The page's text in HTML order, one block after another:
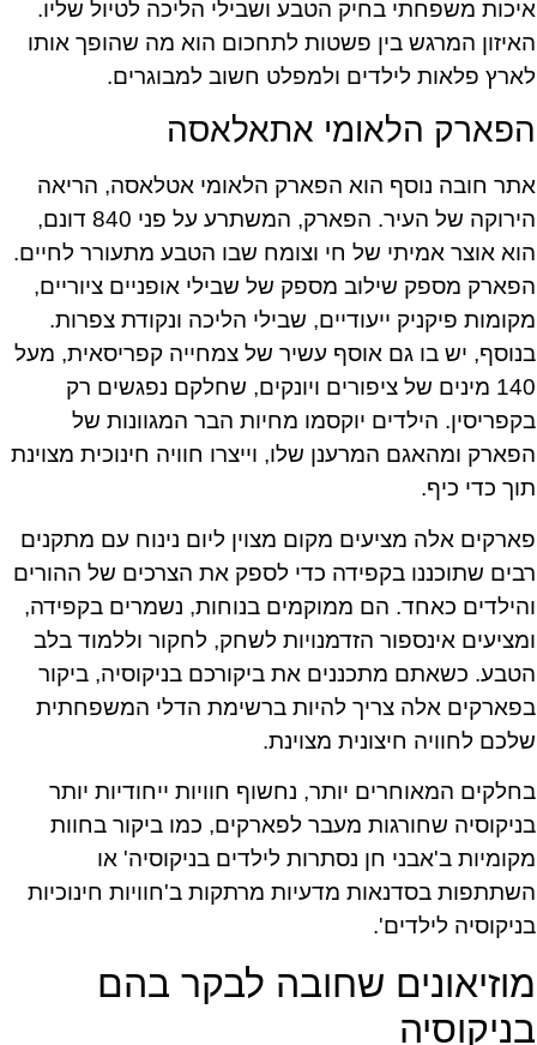
איכות משפחתי בחיק הטבע ושבילי הליכה לטיול שליו.
האיזון המרגש בין פשטות לתחכום הוא מה שהופך אותו
לארץ פלאות לילדים ולמפלט חשוב למבוגרים.
הפארק הלאומי אתאלאסה
אתר חובה נוסף הוא הפארק הלאומי אטלאסה, הריאה
הירוקה של העיר. הפארק, המשתרע על פני 840 דונם,
הוא אוצר אמיתי של חי וצומח שבו הטבע מתעורר לחיים.
הפארק מספק שילוב מספק של שבילי אופניים ציוריים,
מקומות פיקניק ייעודיים, שבילי הליכה ונקודת צפרות.
בנוסף, יש בו גם אוסף עשיר של צמחייה קפריסאית, מעל
140 מינים של ציפורים ויונקים, שחלקם נפגשים רק
בקפריסין. הילדים יוקסמו מחיות הבר המגוונות של
הפארק ומהאגם המרענן שלו, וייצרו חוויה חינוכית מצוינת
תוך כדי כיף.
פארקים אלה מציעים מקום מצוין ליום נינוח עם מתקנים
רבים שתוכננו בקפידה כדי לספק את הצרכים של ההורים
והילדים כאחד. הם ממוקמים בנוחות, נשמרים בקפידה,
ומציעים אינספור הזדמנויות לשחק, לחקור וללמוד בלב
הטבע. כשאתם מתכננים את ביקורכם בניקוסיה, ביקור
בפארקים אלה צריך להיות ברשימת הדלי המשפחתית
שלכם לחוויה חיצונית מצוינת.
בחלקים המאוחרים יותר, נחשוף חוויות ייחודיות יותר
בניקוסיה שחורגות מעבר לפארקים, כמו ביקור בחוות
מקומיות ב'אבני חן נסתרות לילדים בניקוסיה' או
השתתפות בסדנאות מדעיות מרתקות ב'חוויות חינוכיות
בניקוסיה לילדים'.
מוזיאונים שחובה לבקר בהם
בניקוסיה